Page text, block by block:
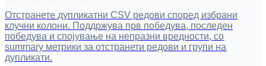
Отстранете дупликатни CSV редови според избрани
клучни колони. Поддржува прв победува, последен
победува и спојување на непразни вредности, со
summary метрики за отстранети редови и групи на
дупликати.